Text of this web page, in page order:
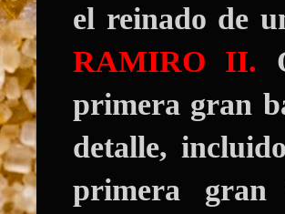
el reinado de
RAMIRO II.
primera gran
detalle,
primera